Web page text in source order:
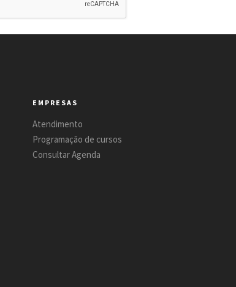
EMPRESAS
Atendimento
Programação de cursos
Consultar Agenda